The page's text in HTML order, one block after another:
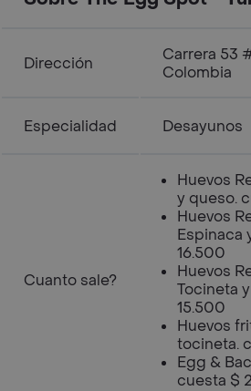
Dirección
Carrera 53
Colombia
Especialidad Desayunos
Cuanto sale?
Huevos
y queso.
Huevos
Espinaca
16.500
Huevos
Tocineta
15.500
Huevos
tocineta.
Egg &
cuesta $